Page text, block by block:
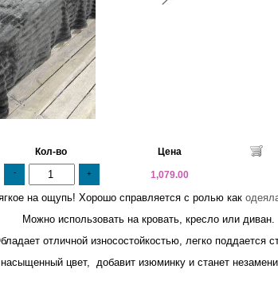
Кол-во Цена
- + 1,079.00
на ощупь! Хорошо справляется с ролью как
Можно использовать на кровать, кресло или диван.
отличной износостойкостью, легко поддается
цвет, добавит изюминку и станет